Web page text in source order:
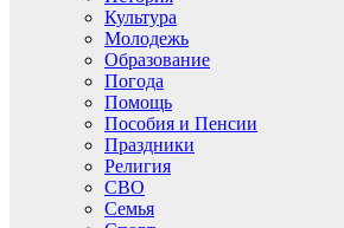
Культура
Молодежь
Образование
Погода
Помощь
Пособия и Пенсии
Праздники
Религия
СВО
Семья